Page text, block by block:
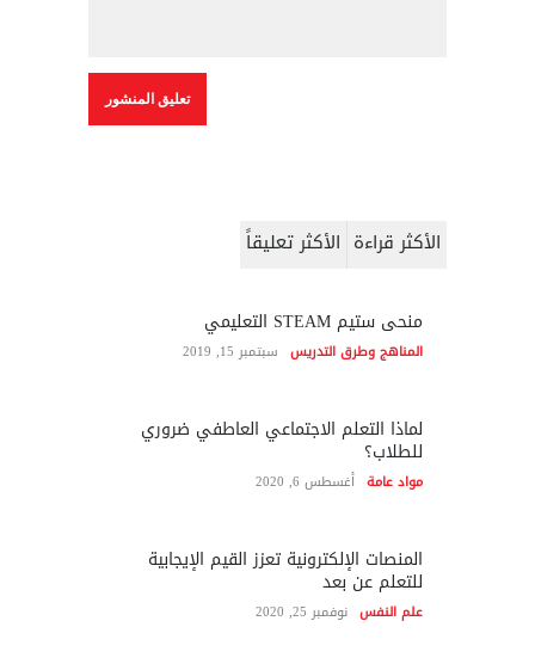
الأكثر قراءة الأكثر تعليقاً
منحى ستيم STEAM التعليمي
المناهج وطرق التدريس سبتمبر 15, 2019
لماذا التعلم الاجتماعي العاطفي ضروري
للطلاب؟
مواد عامة أغسطس 6, 2020
المنصات الإلكترونية تعزز القيم الإيجابية
للتعلم عن بعد
علم النفس نوفمبر 25, 2020